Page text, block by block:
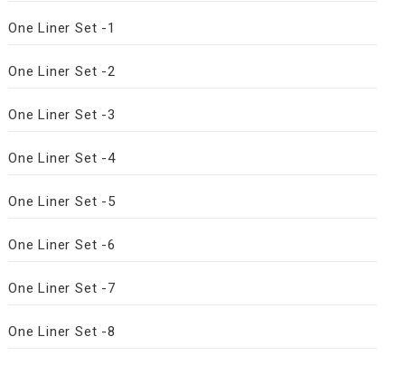
One Liner Set -1
One Liner Set -2
One Liner Set -3
One Liner Set -4
One Liner Set -5
One Liner Set -6
One Liner Set -7
One Liner Set -8